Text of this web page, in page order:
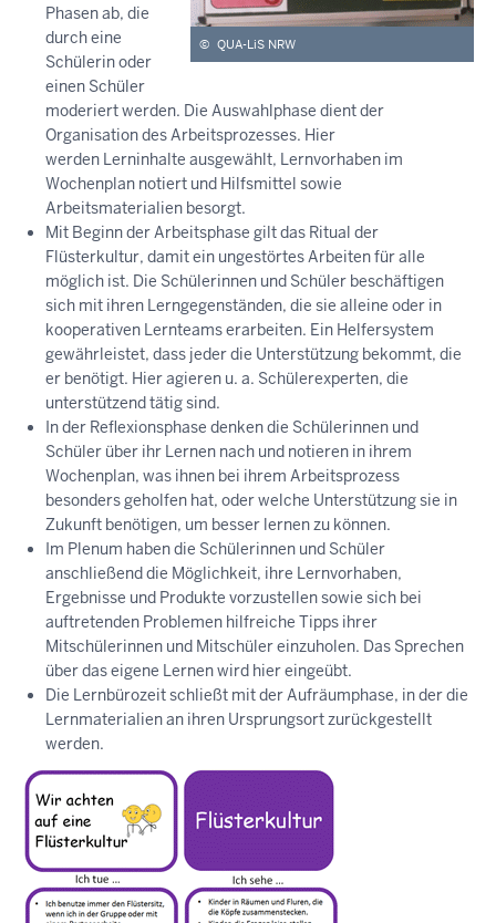
© QUA-LiS NRW
Phasen ab, die
durch eine
Schülerin oder
einen Schüler
moderiert werden. Die Auswahlphase dient der
Organisation des Arbeitsprozesses. Hier
werden Lerninhalte ausgewählt, Lernvorhaben im
Wochenplan notiert und Hilfsmittel sowie
Arbeitsmaterialien besorgt.
Mit Beginn der Arbeitsphase gilt das Ritual der
Flüsterkultur, damit ein ungestörtes Arbeiten für alle
möglich ist. Die Schülerinnen und Schüler beschäftigen
sich mit ihren Lerngegenständen, die sie alleine oder in
kooperativen Lernteams erarbeiten. Ein Helfersystem
gewährleistet, dass jeder die Unterstützung bekommt, die
er benötigt. Hier agieren u. a. Schülerexperten, die
unterstützend tätig sind.
In der Reflexionsphase denken die Schülerinnen und
Schüler über ihr Lernen nach und notieren in ihrem
Wochenplan, was ihnen bei ihrem Arbeitsprozess
besonders geholfen hat, oder welche Unterstützung sie in
Zukunft benötigen, um besser lernen zu können.
Im Plenum haben die Schülerinnen und Schüler
anschließend die Möglichkeit, ihre Lernvorhaben,
Ergebnisse und Produkte vorzustellen sowie sich bei
auftretenden Problemen hilfreiche Tipps ihrer
Mitschülerinnen und Mitschüler einzuholen. Das Sprechen
über das eigene Lernen wird hier eingeübt.
Die Lernbürozeit schließt mit der Aufräumphase, in der die
Lernmaterialien an ihren Ursprungsort zurückgestellt
werden.